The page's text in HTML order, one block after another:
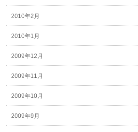
2010年2月
2010年1月
2009年12月
2009年11月
2009年10月
2009年9月